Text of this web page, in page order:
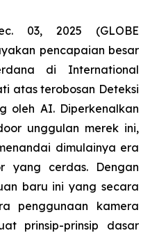
03, 2025 (GLOBE
pencapaian besar
di International
atas terobosan Deteksi
oleh AI. Diperkenalkan
unggulan merek ini,
dimulainya era
yang cerdas. Dengan
baru ini yang secara
penggunaan kamera
prinsip-prinsip dasar